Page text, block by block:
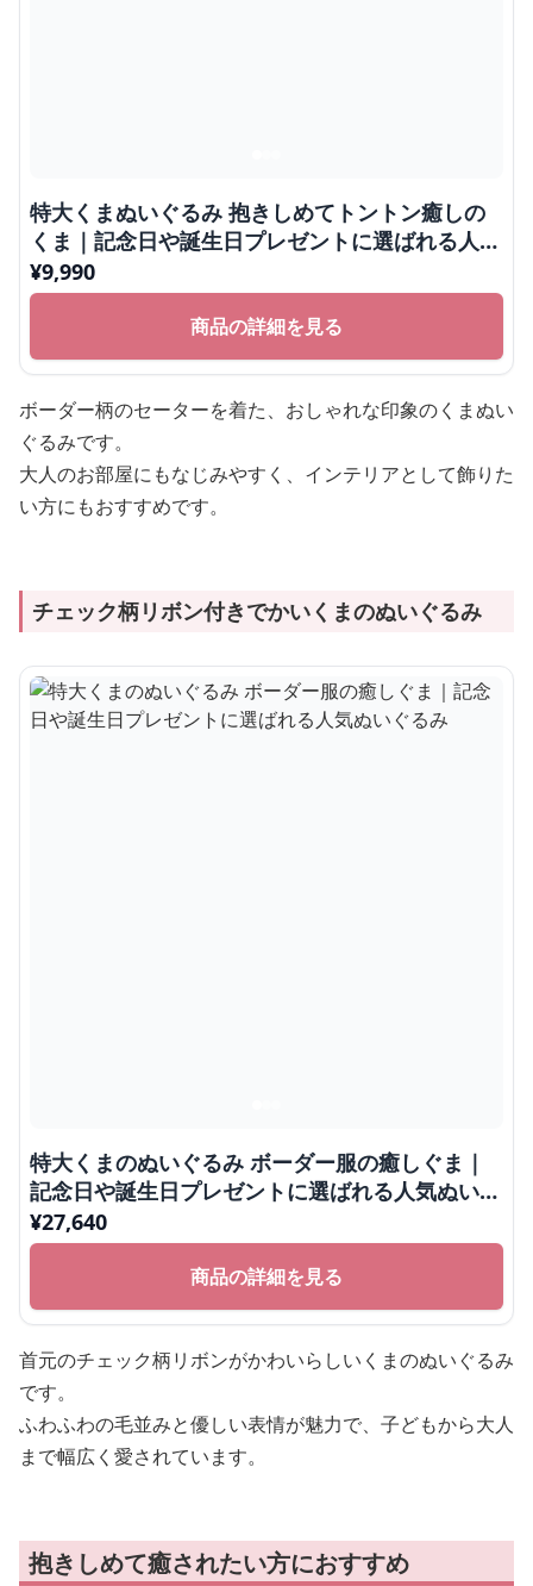
特大くまぬいぐるみ 抱きしめてトントン癒しの
くま｜記念日や誕生日プレゼントに選ばれる人気
ぬいぐるみ
¥9,990
商品の詳細を見る
ボーダー柄のセーターを着た、おしゃれな印象のくまぬい
ぐるみです。
大人のお部屋にもなじみやすく、インテリアとして飾りた
い方にもおすすめです。
チェック柄リボン付きでかいくまのぬいぐるみ
特大くまのぬいぐるみ ボーダー服の癒しぐま｜
記念日や誕生日プレゼントに選ばれる人気ぬいぐ
るみ
¥27,640
商品の詳細を見る
首元のチェック柄リボンがかわいらしいくまのぬいぐるみ
です。
ふわふわの毛並みと優しい表情が魅力で、子どもから大人
まで幅広く愛されています。
抱きしめて癒されたい方におすすめ